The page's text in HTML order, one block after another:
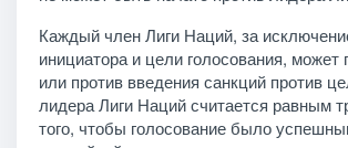
Каждый член Лиги Наций, за
инициатора и цели голосования, может
или против введения санкций против
лидера Лиги Наций считается равным
того, чтобы голосование было